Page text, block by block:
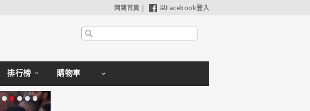
回到首頁 | 以Facebook登入
排行榜 購物車